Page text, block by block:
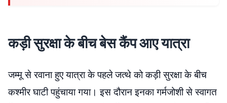
कड़ी सुरक्षा के बीच बेस कैंप आए यात्रा
जम्मू से रवाना हुए यात्रा के पहले जत्थे को कड़ी सुरक्षा के बीच
कश्मीर घाटी पहुंचाया गया। इस दौरान इनका गर्मजोशी से स्वागत